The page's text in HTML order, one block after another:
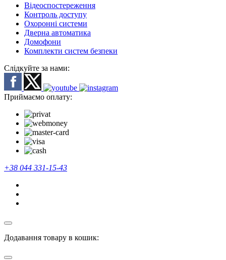
Відеоспостереження
Контроль доступу
Охоронні системи
Дверна автоматика
Домофони
Комплекти систем безпеки
Слідкуйте за нами:
Приймаємо оплату:
+38 044 331-15-43
Додавання товару в кошик: